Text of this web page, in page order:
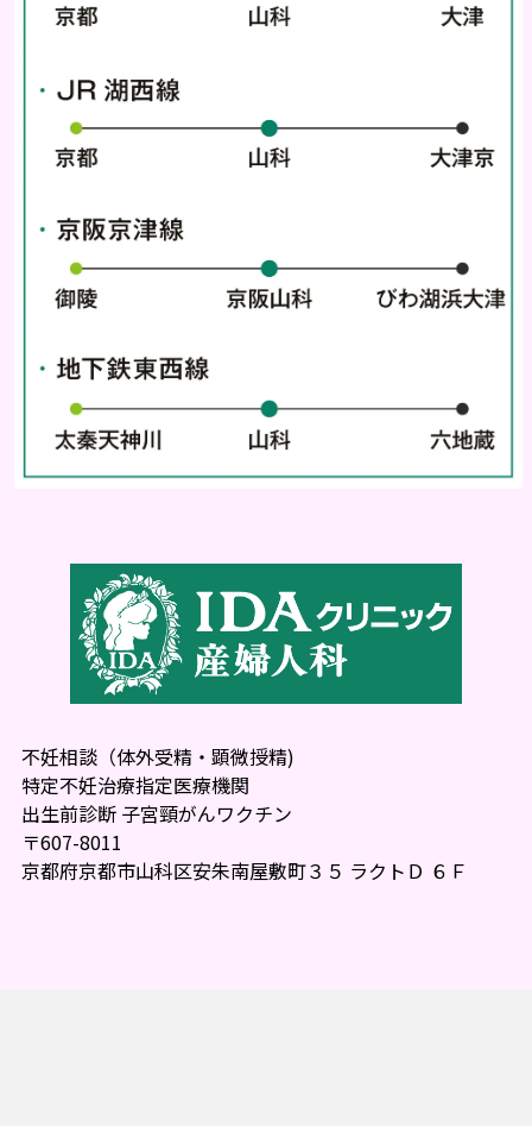
不妊相談（体外受精・顕微授精)
特定不妊治療指定医療機関
出生前診断 子宮頸がんワクチン
〒607-8011
京都府京都市山科区安朱南屋敷町３５ ラクトＤ ６Ｆ